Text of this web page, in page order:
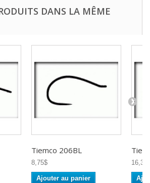
DANS LA MÊME
Tiemco 206BL
8,75$
Ajouter au panier